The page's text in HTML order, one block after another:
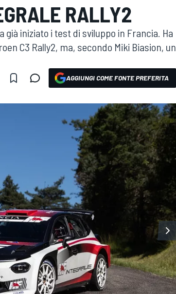
RALLY2
già iniziato i test di sviluppo in Francia. Ha
C3 Rally2, ma, secondo Miki Biasion, un
AGGIUNGI COME FONTE PREFERITA